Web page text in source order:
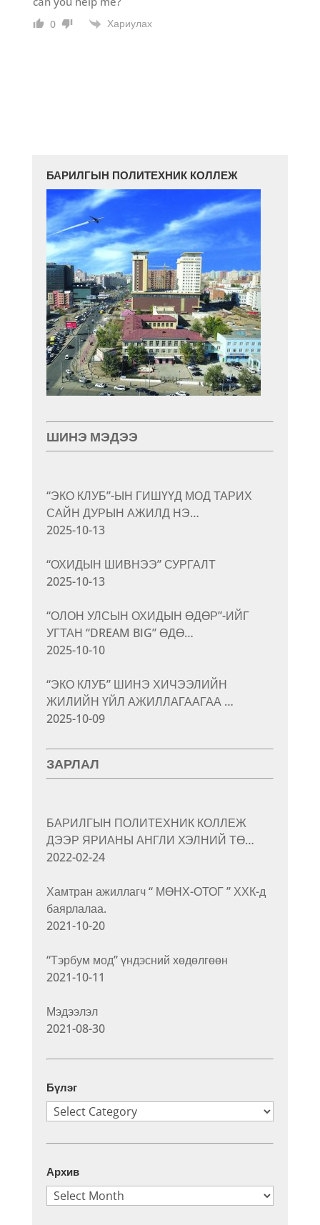
0 Хариулах
БАРИЛГЫН ПОЛИТЕХНИК КОЛЛЕЖ
ШИНЭ МЭДЭЭ
“ЭКО КЛУБ”-ЫН ГИШҮҮД МОД ТАРИХ
САЙН ДУРЫН АЖИЛД НЭ…
2025-10-13
“ОХИДЫН ШИВНЭЭ” СУРГАЛТ
2025-10-13
“ОЛОН УЛСЫН ОХИДЫН ӨДӨР”-ИЙГ
УГТАН “DREAM BIG” ӨДӨ…
2025-10-10
“ЭКО КЛУБ” ШИНЭ ХИЧЭЭЛИЙН
ЖИЛИЙН ҮЙЛ АЖИЛЛАГААГАА …
2025-10-09
ЗАРЛАЛ
БАРИЛГЫН ПОЛИТЕХНИК КОЛЛЕЖ
ДЭЭР ЯРИАНЫ АНГЛИ ХЭЛНИЙ ТӨ…
2022-02-24
Хамтран ажиллагч “ МӨНХ-ОТОГ ” ХХК-д
баярлалаа.
2021-10-20
“Тэрбум мод” үндэсний хөдөлгөөн
2021-10-11
Мэдээлэл
2021-08-30
Бүлэг
Бүлэг
Архив
Архив